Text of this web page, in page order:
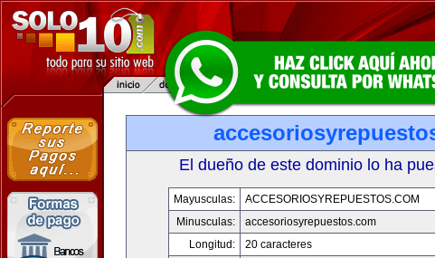
El dueño de este dominio lo ha
Mayusculas:
ACCESORIOSYREPUESTOS.COM
Minusculas:
accesoriosyrepuestos.com
Longitud:
20 caracteres